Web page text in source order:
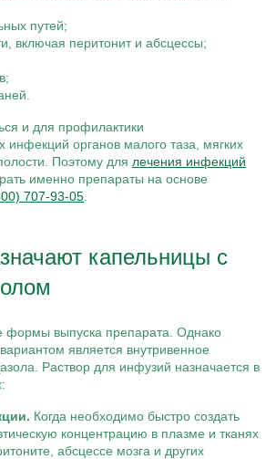
путей;
включая перитонит и абсцессы;
и для профилактики
инфекций органов малого таза, мягких
Поэтому для лечения инфекций
именно препараты на основе
707-93-05
капельницы с
формы выпуска препарата. Однако
является внутривенное
Раствор для инфузий назначается в
Когда необходимо быстро создать
концентрацию в плазме и тканях
абсцессе мозга и других